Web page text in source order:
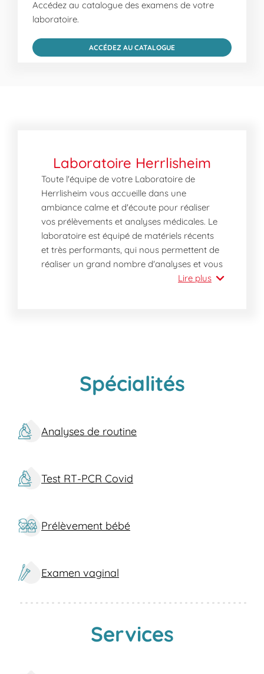
Accédez au catalogue des examens de votre
laboratoire.
ACCÉDEZ AU CATALOGUE
Laboratoire Herrlisheim
Toute l'équipe de votre Laboratoire de
Herrlisheim vous accueille dans une
ambiance calme et d'écoute pour réaliser
vos prélèvements et analyses médicales. Le
laboratoire est équipé de matériels récents
et très performants, qui nous permettent de
réaliser un grand nombre d'analyses et vous
garantissent un service de qualité optimale.
Lire plus
Spécialités
Analyses de routine
Test RT-PCR Covid
Prélèvement bébé
Examen vaginal
Services